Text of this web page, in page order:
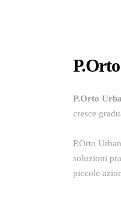
P.Orto
cresce
P.Orto
soluzioni
piccole